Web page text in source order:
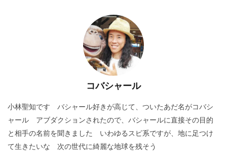
コバシャール
小林聖知です バシャール好きが高じて、ついたあだ名がコバシ
ャール アブダクションされたので、バシャールに直接その目的
と相手の名前を聞きました いわゆるスピ系ですが、地に足つけ
て生きたいな 次の世代に綺麗な地球を残そう